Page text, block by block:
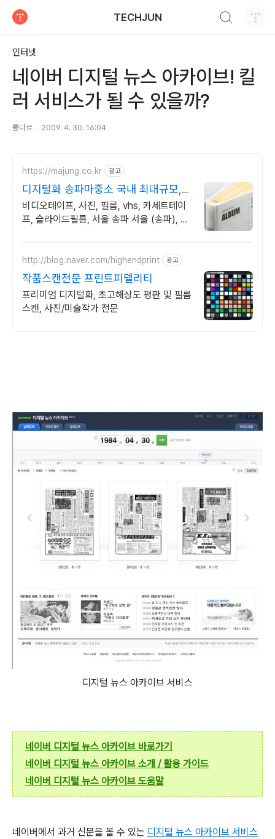
TECHJUN
인터넷
네이버 디지털 뉴스 아카이브! 킬
러 서비스가 될 수 있을까?
뽕다르 2009. 4. 30. 16:04
https://majung.co.kr 광고
디지털화 송파마중소 국내 최대규모,
정부육성기업
비디오테이프, 사진, 필름, vhs, 카세트테이
프, 슬라이드필름, 서울 송파 서울 (송파), 정
http://blog.naver.com/highendprint 광고
작품스캔전문 프린트피델리티
프리미엄 디지털화, 초고해상도 평판 및 필름
스캔, 사진/미술작가 전문
디지털 뉴스 아카이브 서비스
네이버 디지털 뉴스 아카이브 바로가기
네이버 디지털 뉴스 아카이브 소개 /활용 가이드
네이버 디지털 뉴스 아카이브 도움말
네이버에서 과거 신문을 볼 수 있는 디지털 뉴스 아카이브 서비스